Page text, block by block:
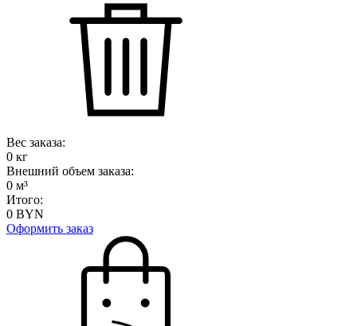
Вес заказа:
0 кг
Внешний объем заказа:
0 м³
Итого:
0 BYN
Оформить заказ